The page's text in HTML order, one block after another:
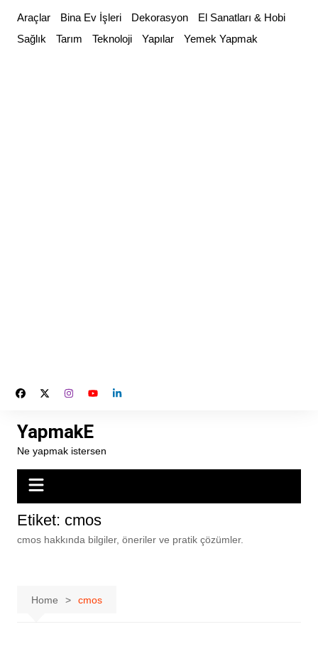
content
Araçlar Bina Ev İşleri Dekorasyon
El Sanatları & Hobi
Sağlık
Tarım Teknoloji Yapılar Yemek Yapmak
YapmakE
Ne yapmak istersen
Etiket: cmos
cmos hakkında bilgiler, öneriler ve pratik çözümler.
Home cmos